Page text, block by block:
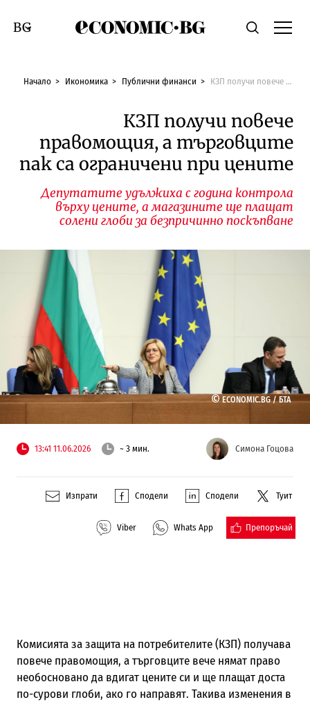
Economic.bgТърсене
Смяна на език
Начало Икономика Публични финанси КЗП получи повече правомощия, а търговците пак са ограничени при цените
КЗП получи повече
правомощия, а търговците
пак са ограничени при цените
Депутатите удължиха с година контрола
върху цените, а магазините ще плащат
солени глоби за безпричинно поскъпване
©ECONOMIC.BG /БТА
13:41 11.06.2026 ~ 3 мин. Симона Гоцова
Изпрати Сподели Сподели Туит
Viber Whats App Препоръчай
Комисията за защита на потребителите (КЗП) получава
повече правомощия, а търговците вече нямат право
необосновано да вдигат цените си и ще плащат доста
по-сурови глоби, ако го направят. Такива изменения в